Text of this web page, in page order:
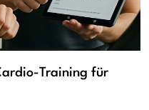
Training für